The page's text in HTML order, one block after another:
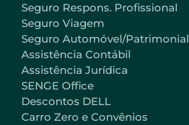
Seguro Respons. Profissional
Seguro Viagem
Seguro Automóvel/Patrimonial
Assistência Contábil
Assistência Jurídica
SENGE Office
Descontos DELL
Carro Zero e Convênios